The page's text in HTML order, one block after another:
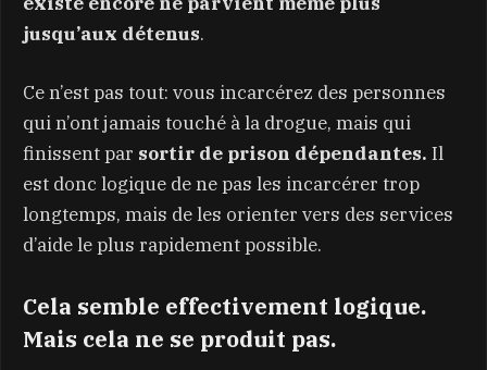
jusqu’aux détenus.
Ce n’est pas tout: vous incarcérez des personnes
qui n’ont jamais touché à la drogue, mais qui
finissent par sortir de prison dépendantes. Il
est donc logique de ne pas les incarcérer trop
longtemps, mais de les orienter vers des services
d’aide le plus rapidement possible.
Cela semble effectivement logique.
Mais cela ne se produit pas.